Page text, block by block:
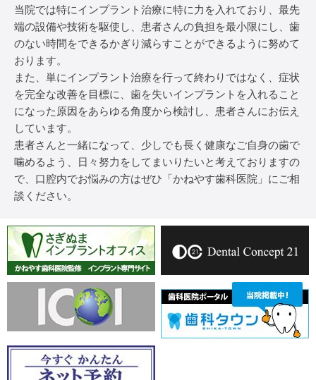
当院では特にインプラント治療に特に力を入れており、最先
端の設備や技術を駆使し、患者さんの負担を最小限にし、歯
のない時間をできるかぎり減らすことができるように努めて
おります。
また、単にインプラント治療を行って終わりではなく、症状
を完全な改善を目標に、歯を失いインプラントを入れること
になった原因をあらゆる角度から検討し、患者さんにお伝え
しています。
患者さんと一緒になって、少しでも長く健康なご自身の歯で
噛めるよう、日々努力をしてまいりたいと考えておりますの
で、口腔内でお悩みの方はぜひ「かねやす歯科医院」にご相
談ください。